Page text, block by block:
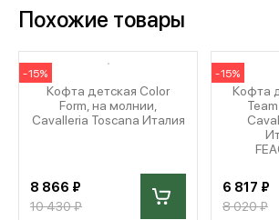
Похожие товары
-15%
Кофта детская Color
Form, на молнии,
Cavalleria Toscana Италия
8 866 ₽
10 430 ₽
-15%
Кофта
6 817 ₽
8 020 ₽